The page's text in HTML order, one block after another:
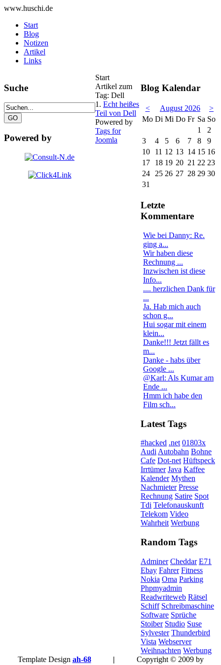
www.huschi.de
Start
Blog
Notizen
Artikel
Links
Suche
Powered by
Start
Artikel zum
Tag: Dell
1. Echt heißes
Teil von Dell
Powered by
Tags for
Joomla
Blog Kalendar
< August 2026
>
Mo Di Mi Do Fr Sa So
1
2
3
4 5 6 7 8
9
10
11 12 13 14 15 16
17
18 19 20 21 22 23
24 25 26 27 28 29 30
31
Letzte
Kommentare
Wie bei Danny: Re.
ging a...
Wir haben diese
Rechnung ...
Inzwischen ist diese
Info...
.... herzlichen Dank für
...
Ja. Hab mich auch
schon g...
Hui sogar mit einem
klein...
Danke!!! Jetzt fällt es
m...
Danke - habs über
Google ...
@Karl: Als Kumar am
Ende ...
Hmm ich habe den
Film sch...
Latest Tags
#hacked .net 01803x
Audi Autobahn Bohne
Cafe Dot-net Hüftspeck
Irrtümer Java Kaffee
Kalender Mythen
Nachmieter Presse
Rechnung Satire Spot
Tdi Telefonauskunft
Telekom Video
Wahrheit Werbung
Random Tags
Adminer Cheddar E71
Ebay Fahrer Fitness
Nokia Oma Parking
Phpmyadmin
Readwriteweb Rätsel
Schiff Schreibmaschine
Software Sprüche
Stoiber Studio Suse
Sylvester Thunderbird
Vista Webserver
Weihnachten Werbung
Template Design ah-68 | Copyright © 2009 by